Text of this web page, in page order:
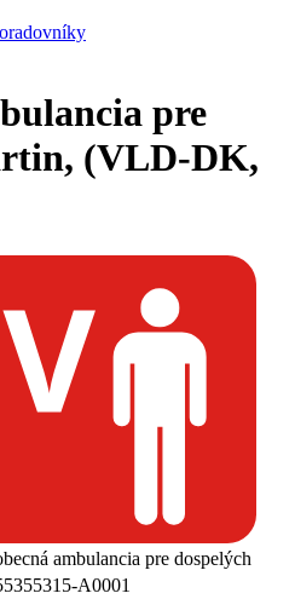
pre
(VLD-DK,
ambulancia pre dospelých
A0001